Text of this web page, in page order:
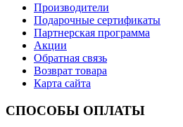
Производители
Подарочные сертификаты
Партнерская программа
Акции
Обратная связь
Возврат товара
Карта сайта
СПОСОБЫ ОПЛАТЫ